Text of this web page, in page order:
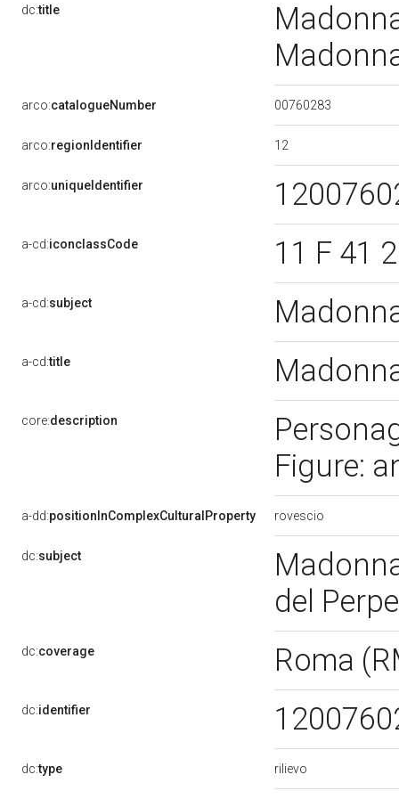
dc:title
arco:catalogueNumber 00760283
arco:regionIdentifier 12
arco:uniqueIdentifier
a-cd:iconclassCode 11 F 41
a-cd:subject
a-cd:title
core:description
Figure:
a-dd:positionInComplexCulturalProperty rovescio
dc:subject
del
dc:coverage Roma
dc:identifier
dc:type rilievo